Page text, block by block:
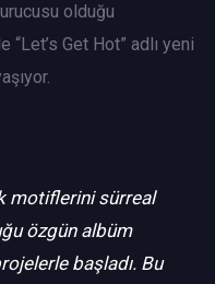
olduğu
Get Hot” adlı yeni
motiflerini sürreal
özgün albüm
başladı. Bu